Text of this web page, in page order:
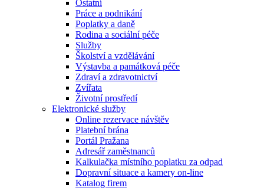
Ostatní
Práce a podnikání
Poplatky a daně
Rodina a sociální péče
Služby
Školství a vzdělávání
Výstavba a památková péče
Zdraví a zdravotnictví
Zvířata
Životní prostředí
Elektronické služby
Online rezervace návštěv
Platební brána
Portál Pražana
Adresář zaměstnanců
Kalkulačka místního poplatku za odpad
Dopravní situace a kamery on-line
Katalog firem